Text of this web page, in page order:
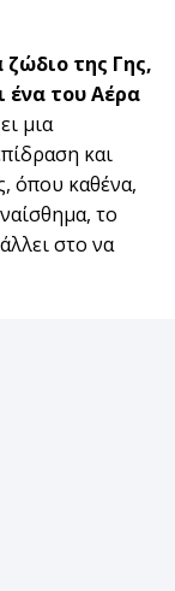
ζώδιο της Γης,
ένα του Αέρα
μια
και
όπου καθένα,
το
στο να